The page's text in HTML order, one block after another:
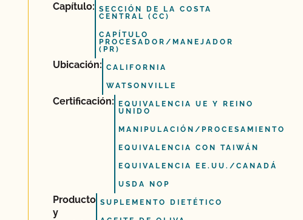
Capítulo: SECCIÓN DE LA COSTA
CENTRAL (CC)
CAPÍTULO
PROCESADOR/MANEJADOR
(PR)
Ubicación: CALIFORNIA
WATSONVILLE
Certificación:
EQUIVALENCIA UE Y REINO
UNIDO
MANIPULACIÓN/PROCESAMIENTO
EQUIVALENCIA CON TAIWÁN
EQUIVALENCIA EE.UU./CANADÁ
USDA NOP
Producto
y
SUPLEMENTO DIETÉTICO